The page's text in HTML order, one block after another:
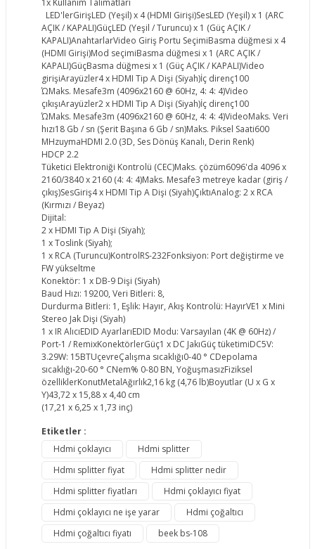
1x Kullanım Talimatları
LED'lerGirişLED (Yeşil) x 4 (HDMI Girişi)SesLED (Yeşil) x 1 (ARC
AÇIK / KAPALI)GüçLED (Yeşil / Turuncu) x 1 (Güç AÇIK /
KAPALI)AnahtarlarVideo Giriş Portu SeçimiBasma düğmesi x 4
(HDMI Girişi)Mod seçimiBasma düğmesi x 1 (ARC AÇIK /
KAPALI)GüçBasma düğmesi x 1 (Güç AÇIK / KAPALI)Video
girişiArayüzler4 x HDMI Tip A Dişi (Siyah)İç direnç100
ΏMaks. Mesafe3m (4096x2160 @ 60Hz, 4: 4: 4)Video
çıkışıArayüzler2 x HDMI Tip A Dişi (Siyah)İç direnç100
ΏMaks. Mesafe3m (4096x2160 @ 60Hz, 4: 4: 4)VideoMaks. Veri
hızı18 Gb / sn (Şerit Başına 6 Gb / sn)Maks. Piksel Saati600
MHzuymaHDMI 2.0 (3D, Ses Dönüş Kanalı, Derin Renk)
HDCP 2.2
Tüketici Elektroniği Kontrolü (CEC)Maks. çözüm6096'da 4096 x
2160/3840 x 2160 (4: 4: 4)Maks. Mesafe3 metreye kadar (giriş /
çıkış)SesGiriş4 x HDMI Tip A Dişi (Siyah)ÇıktıAnalog: 2 x RCA
(Kırmızı / Beyaz)
Dijital:
2 x HDMI Tip A Dişi (Siyah);
1 x Toslink (Siyah);
1 x RCA (Turuncu)KontrolRS-232Fonksiyon: Port değiştirme ve
FW yükseltme
Konektör: 1 x DB-9 Dişi (Siyah)
Baud Hızı: 19200, Veri Bitleri: 8,
Durdurma Bitleri: 1, Eşlik: Hayır, Akış Kontrolü: HayırVE1 x Mini
Stereo Jak Dişi (Siyah)
1 x IR AlıcıEDID AyarlarıEDID Modu: Varsayılan (4K @ 60Hz) /
Port-1 / RemixKonektörlerGüç1 x DC JakıGüç tüketimiDC5V:
3.29W: 15BTUçevreÇalışma sıcaklığı0-40 ° CDepolama
sıcaklığı-20-60 ° CNem% 0-80 BN, YoğuşmasızFiziksel
özelliklerKonutMetalAğırlık2,16 kg (4,76 lb)Boyutlar (U x G x
Y)43,72 x 15,88 x 4,40 cm
(17,21 x 6,25 x 1,73 inç)
Bu ürüne ilk yorumu siz yapın!
Yorum Yaz
Bu ürünün fiyat bilgisi, resim, ürün açıklamalarında
ve diğer konularda yetersiz gördüğünüz noktaları
öneri formunu kullanarak tarafımıza iletebilirsiniz.
Ürün resmi kalitesiz, bozuk veya
görüntülenemiyor.
Etiketler :
Hdmi çoklayıcı
Hdmi splitter
Hdmı splitter fiyat
Hdmi splitter nedir
Hdmi splitter fiyatları
Hdmi çoklayıcı fiyat
Hdmi çoklayıcı ne işe yarar
Hdmi çoğaltıcı
Hdmi çoğaltıcı fiyatı
beek bs-108